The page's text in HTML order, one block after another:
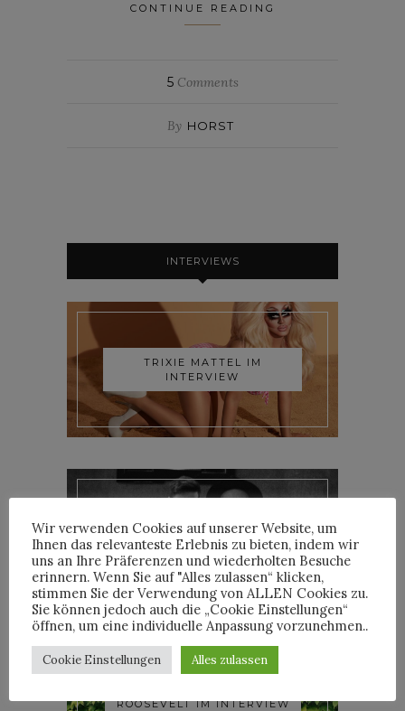
CONTINUE READING
5Comments
By HORST
INTERVIEWS
TRIXIE MATTEL IM
INTERVIEW
YOANN LEMOINE AKA
WOODKID IM INTERVIEW
ROOSEVELT IM INTERVIEW
Wir verwenden Cookies auf unserer Website, um
Ihnen das relevanteste Erlebnis zu bieten, indem wir
uns an Ihre Präferenzen und wiederholten Besuche
erinnern. Wenn Sie auf "Alles zulassen“ klicken,
stimmen Sie der Verwendung von ALLEN Cookies zu.
Sie können jedoch auch die „Cookie Einstellungen“
öffnen, um eine individuelle Anpassung vorzunehmen..
Cookie Einstellungen Alles zulassen